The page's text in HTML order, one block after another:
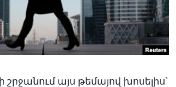
այս թեմայով խոսելիս՝